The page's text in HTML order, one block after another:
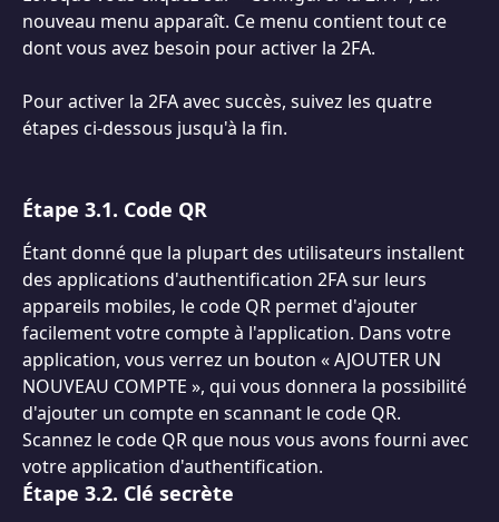
nouveau menu apparaît. Ce menu contient tout ce
dont vous avez besoin pour activer la 2FA.
Pour activer la 2FA avec succès, suivez les quatre
étapes ci-dessous jusqu'à la fin.
Étape 3.1. Code QR
Étant donné que la plupart des utilisateurs installent
des applications d'authentification 2FA sur leurs
appareils mobiles, le code QR permet d'ajouter
facilement votre compte à l'application. Dans votre
application, vous verrez un bouton « AJOUTER UN
NOUVEAU COMPTE », qui vous donnera la possibilité
d'ajouter un compte en scannant le code QR.
Scannez le code QR que nous vous avons fourni avec
votre application d'authentification.
Étape 3.2. Clé secrète